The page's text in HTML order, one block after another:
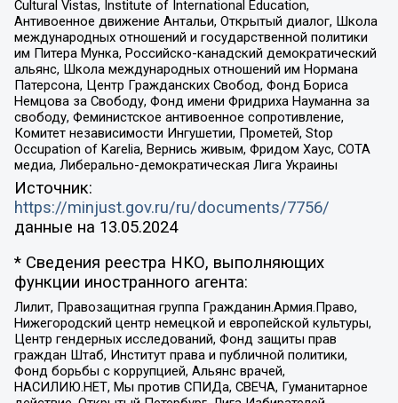
Cultural Vistas, Institute of International Education,
Антивоенное движение Антальи, Открытый диалог, Школа
международных отношений и государственной политики
им Питера Мунка, Российско-канадский демократический
альянс, Школа международных отношений им Нормана
Патерсона, Центр Гражданских Свобод, Фонд Бориса
Немцова за Свободу, Фонд имени Фридриха Науманна за
свободу, Феминистское антивоенное сопротивление,
Комитет независимости Ингушетии, Прометей, Stop
Occupation of Karelia, Вернись живым, Фридом Хаус, СОТА
медиа, Либерально-демократическая Лига Украины
Источник:
https://minjust.gov.ru/ru/documents/7756/
данные на 13.05.2024
* Сведения реестра НКО, выполняющих
функции иностранного агента:
Лилит, Правозащитная группа Гражданин.Армия.Право,
Нижегородский центр немецкой и европейской культуры,
Центр гендерных исследований, Фонд защиты прав
граждан Штаб, Институт права и публичной политики,
Фонд борьбы с коррупцией, Альянс врачей,
НАСИЛИЮ.НЕТ, Мы против СПИДа, СВЕЧА, Гуманитарное